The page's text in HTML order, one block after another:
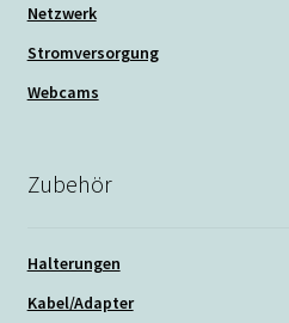
Netzwerk
Stromversorgung
Webcams
Zubehör
Halterungen
Kabel/Adapter